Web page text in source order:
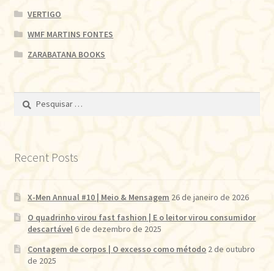
VERTIGO
WMF MARTINS FONTES
ZARABATANA BOOKS
Pesquisar
Recent Posts
X-Men Annual #10 | Meio & Mensagem 26 de janeiro de 2026
O quadrinho virou fast fashion | E o leitor virou consumidor
descartável6 de dezembro de 2025
Contagem de corpos | O excesso como método 2 de outubro
de 2025